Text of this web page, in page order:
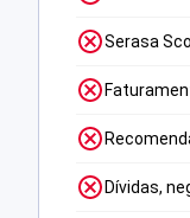
Serasa
Dívidas,